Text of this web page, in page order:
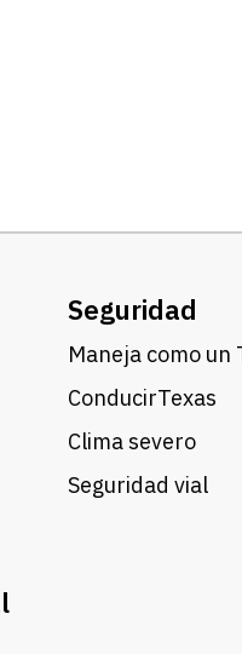
Seguridad
Maneja como un
ConducirTexas
Clima severo
Seguridad vial